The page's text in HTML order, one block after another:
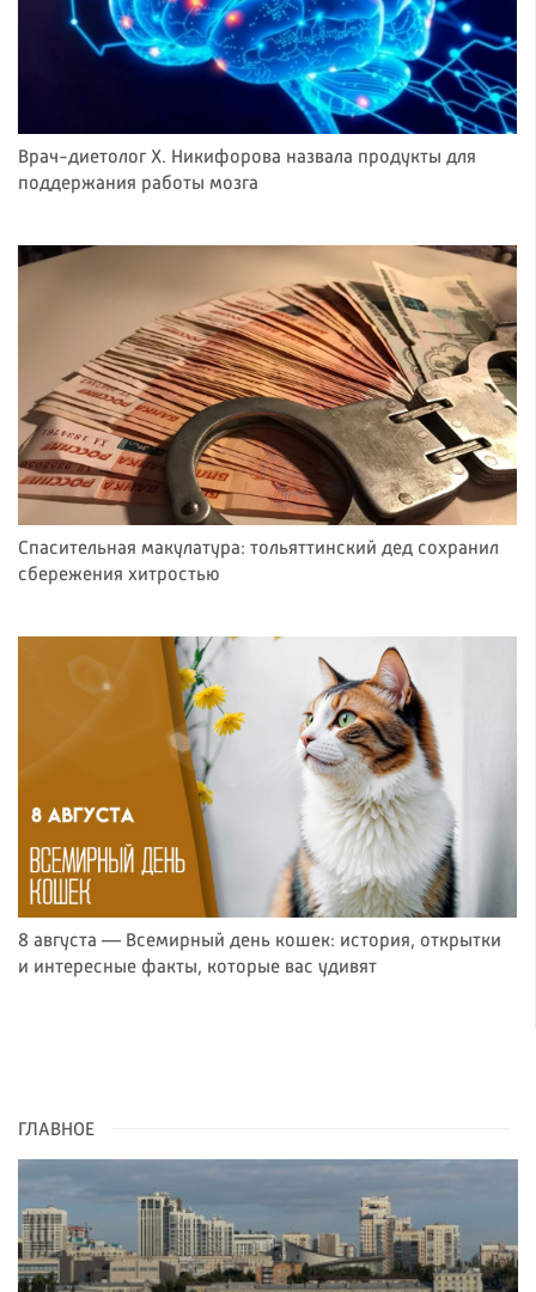
Врач-диетолог Х. Никифорова назвала продукты для
поддержания работы мозга
Спасительная макулатура: тольяттинский дед сохранил
сбережения хитростью
8 августа — Всемирный день кошек: история, открытки
и интересные факты, которые вас удивят
ГЛАВНОЕ